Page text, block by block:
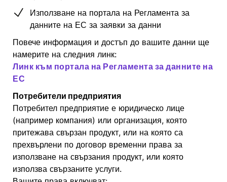
Използване на портала на Регламента за
данните на ЕС за заявки за данни
Повече информация и достъп до вашите данни ще
намерите на следния линк:
Линк към портала на Регламента за данните на
ЕС
Потребители предприятия
Потребител предприятие е юридическо лице
(например компания) или организация, която
притежава свързан продукт, или на която са
прехвърлени по договор временни права за
използване на свързания продукт, или която
използва свързаните услуги.